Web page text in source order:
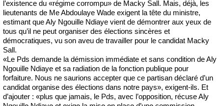
l’existence du «régime corrompu» de Macky Sall. Mais, déjà, les
lieutenants de Me Abdoulaye Wade exigent la tête du ministre,
estimant que Aly Ngouille Ndiaye vient de démontrer aux yeux de
tous qu’il ne peut organiser des élections sincères et
démocratiques, vu son aveu de travailler pour le candidat Macky
Sall.
«Le Pds demande la démission immédiate et sans condition de Aly
Ngouille Ndiaye et sa radiation de la fonction publique pour
forfaiture. Nous ne saurions accepter que ce partisan déclaré d’un
candidat organise des élections dans notre pays», exigent-ils. Et
d’ajouter : «plus que jamais, le Pds, avec l’opposition, récuse Aly